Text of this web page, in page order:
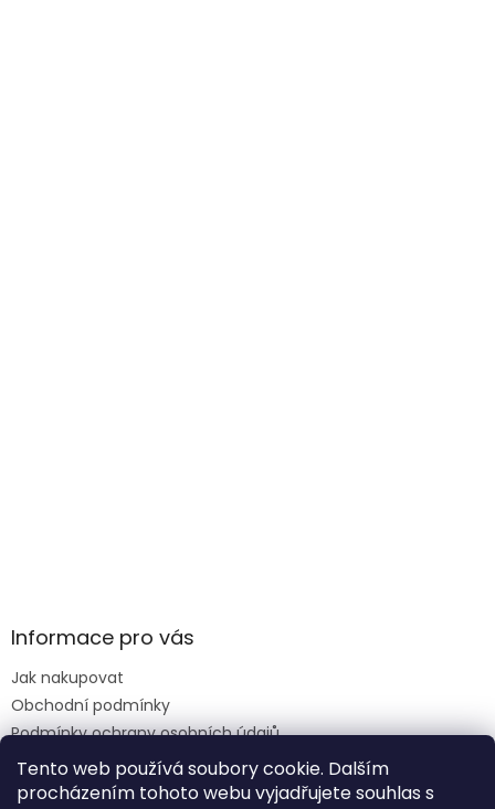
Tento web používá soubory cookie. Dalším
procházením tohoto webu vyjadřujete souhlas s
Informace pro vás
Jak nakupovat
Obchodní podmínky
Podmínky ochrany osobních údajů
Reklamace formulář